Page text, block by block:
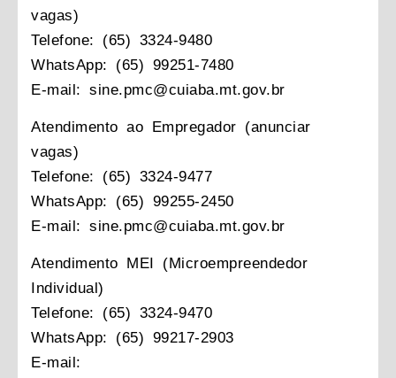
vagas)
Telefone: (65) 3324-9480
WhatsApp: (65) 99251-7480
E-mail: sine.pmc@cuiaba.mt.gov.br
Atendimento ao Empregador (anunciar
vagas)
Telefone: (65) 3324-9477
WhatsApp: (65) 99255-2450
E-mail: sine.pmc@cuiaba.mt.gov.br
Atendimento MEI (Microempreendedor
Individual)
Telefone: (65) 3324-9470
WhatsApp: (65) 99217-2903
E-mail: